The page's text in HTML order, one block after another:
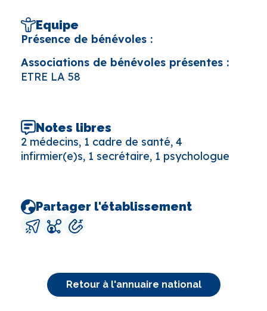
Equipe
Présence de bénévoles :
Associations de bénévoles présentes :
ETRE LA 58
Notes libres
2 médecins, 1 cadre de santé, 4
infirmier(e)s, 1 secrétaire, 1 psychologue
Partager l'établissement
Retour à l'annuaire national